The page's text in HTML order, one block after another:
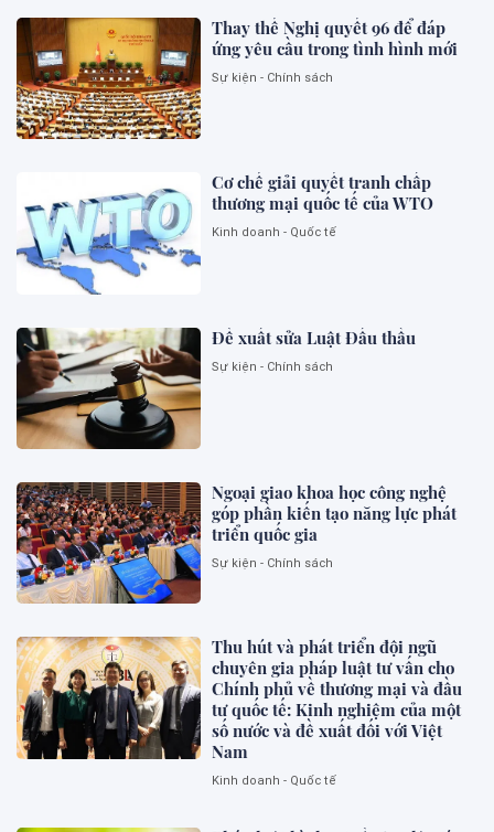
Thay thế Nghị quyết 96 để đáp
ứng yêu cầu trong tình hình mới
Sự kiện - Chính sách
Cơ chế giải quyết tranh chấp
thương mại quốc tế của WTO
Kinh doanh - Quốc tế
Đề xuất sửa Luật Đấu thầu
Sự kiện - Chính sách
Ngoại giao khoa học công nghệ
góp phần kiến tạo năng lực phát
triển quốc gia
Sự kiện - Chính sách
Thu hút và phát triển đội ngũ
chuyên gia pháp luật tư vấn cho
Chính phủ về thương mại và đầu
tư quốc tế: Kinh nghiệm của một
số nước và đề xuất đối với Việt
Nam
Kinh doanh - Quốc tế